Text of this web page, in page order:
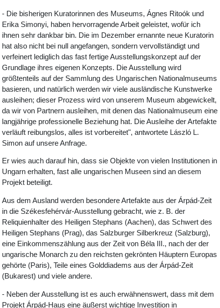
- Die bisherigen Kuratorinnen des Museums, Ágnes Ritoók und
Erika Simonyi, haben hervorragende Arbeit geleistet, wofür ich
ihnen sehr dankbar bin. Die im Dezember ernannte neue Kuratorin
hat also nicht bei null angefangen, sondern vervollständigt und
verfeinert lediglich das fast fertige Ausstellungskonzept auf der
Grundlage ihres eigenen Konzepts. Die Ausstellung wird
größtenteils auf der Sammlung des Ungarischen Nationalmuseums
basieren, und natürlich werden wir viele ausländische Kunstwerke
ausleihen; dieser Prozess wird von unserem Museum abgewickelt,
da wir von Partnern ausleihen, mit denen das Nationalmuseum eine
langjährige professionelle Beziehung hat. Die Ausleihe der Artefakte
verläuft reibungslos, alles ist vorbereitet", antwortete László L.
Simon auf unsere Anfrage.
Er wies auch darauf hin, dass sie Objekte von vielen Institutionen in
Ungarn erhalten, fast alle ungarischen Museen sind an diesem
Projekt beteiligt.
Aus dem Ausland werden besondere Artefakte aus der Árpád-Zeit
in die Székesfehérvár-Ausstellung gebracht, wie z. B. der
Reliquienhalter des Heiligen Stephans (Aachen), das Schwert des
Heiligen Stephans (Prag), das Salzburger Silberkreuz (Salzburg),
eine Einkommenszählung aus der Zeit von Béla III., nach der der
ungarische Monarch zu den reichsten gekrönten Häuptern Europas
gehörte (Paris), Teile eines Golddiadems aus der Árpád-Zeit
(Bukarest) und viele andere.
- Neben der Ausstellung ist es auch erwähnenswert, dass mit dem
Projekt Árpád-Haus eine äußerst wichtige Investition in